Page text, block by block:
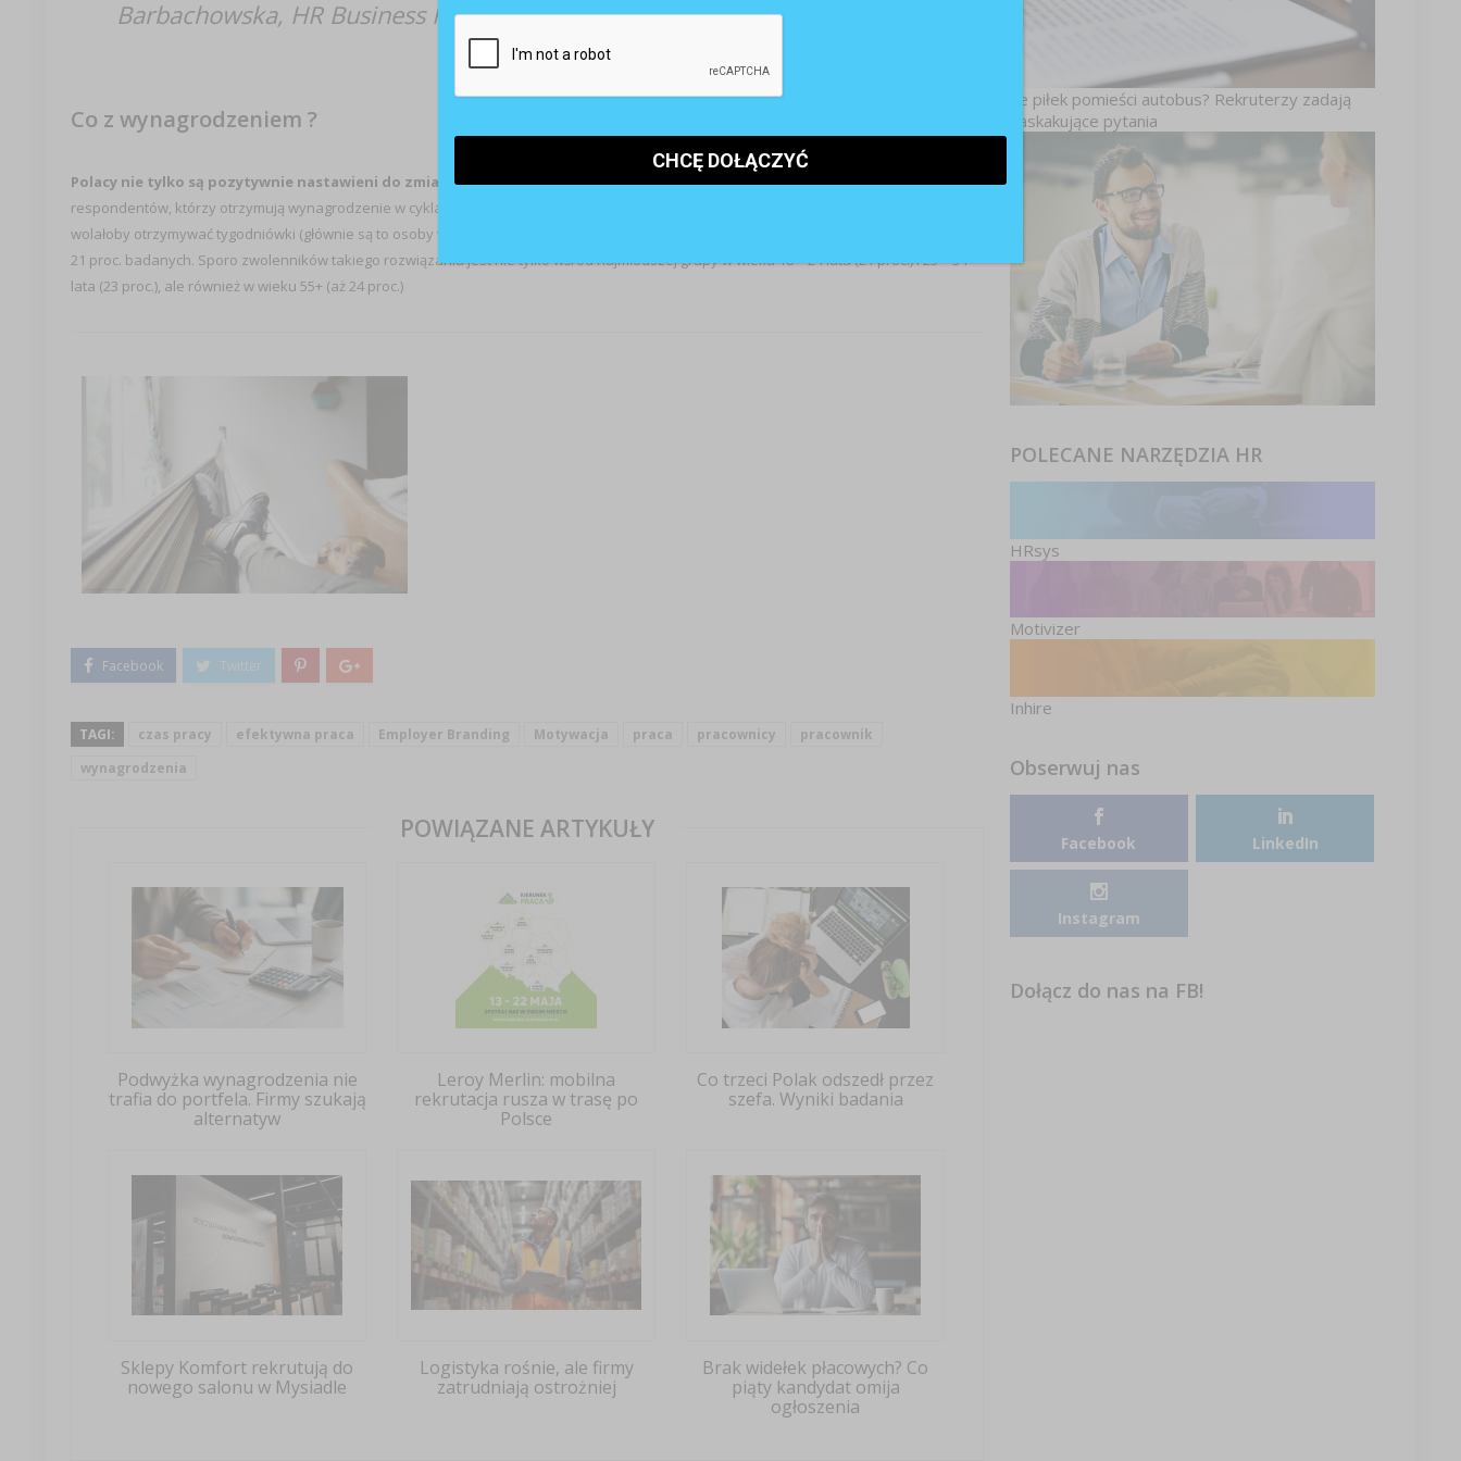
Barbachowska, HR Business Partner z firmy ADP Polska.
Co z wynagrodzeniem ?
Polacy nie tylko są pozytywnie nastawieni do zmiany modelu pracy, ale także do systemu wynagrodzeń.Jedynie 52 proc.
respondentów, którzy otrzymują wynagrodzenie w cyklach miesięcznych, wskazało, że to rozwiązanie im odpowiada. 15 proc. natomiast
wolałoby otrzymywać tygodniówki (głównie są to osoby w wieku 45-50 lat – 19 proc.), a co dwa tygodnie wynagrodzenie chciałoby dostawać
21 proc. badanych. Sporo zwolenników takiego rozwiązania jest nie tylko wśród najmłodszej grupy w wieku 18 – 24 lata (21 proc.) i 25 – 34
lata (23 proc.), ale również w wieku 55+ (aż 24 proc.)
TAGI: czas pracy efektywna praca Employer Branding Motywacja praca pracownicy
pracownik
wynagrodzenia
POWIĄZANE ARTYKUŁY
Podwyżka wynagrodzenia nie
trafia do portfela. Firmy szukają
alternatyw
Leroy Merlin: mobilna
rekrutacja rusza w trasę po
Polsce
Co trzeci Polak odszedł przez
szefa. Wyniki badania
Sklepy Komfort rekrutują do
nowego salonu w Mysiadle
Logistyka rośnie, ale firmy
zatrudniają ostrożniej
Brak widełek płacowych? Co
piąty kandydat omija
ogłoszenia
Ile piłek pomieści autobus? Rekruterzy zadają
zaskakujące pytania
POLECANE NARZĘDZIA HR
HRsys
Motivizer
Inhire
Obserwuj nas
Facebook LinkedIn
Instagram
Dołącz do nas na FB!